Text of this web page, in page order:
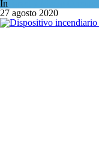
In
27 agosto 2020